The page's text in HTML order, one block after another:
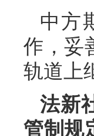
中方
作，妥
轨道上
法新
管制规